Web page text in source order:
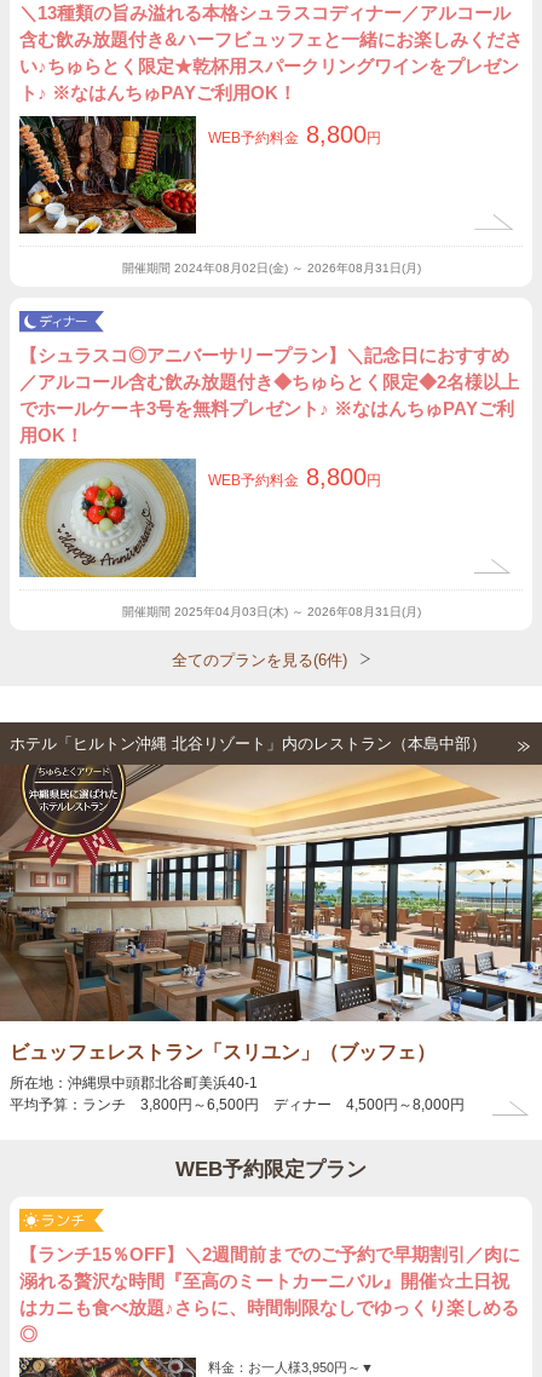
＼13種類の旨み溢れる本格シュラスコディナー／アルコール
含む飲み放題付き&ハーフビュッフェと一緒にお楽しみくださ
い♪ちゅらとく限定★乾杯用スパークリングワインをプレゼン
ト♪ ※なはんちゅPAYご利用OK！
WEB予約料金 8,800円
開催期間 2024年08月02日(金) ～ 2026年08月31日(月)
【シュラスコ◎アニバーサリープラン】＼記念日におすすめ
／アルコール含む飲み放題付き◆ちゅらとく限定◆2名様以上
でホールケーキ3号を無料プレゼント♪ ※なはんちゅPAYご利
用OK！
WEB予約料金 8,800円
開催期間 2025年04月03日(木) ～ 2026年08月31日(月)
全てのプランを見る(6件)
ホテル「ヒルトン沖縄 北谷リゾート」内のレストラン（本島中部）
ビュッフェレストラン「スリユン」（ブッフェ）
所在地：沖縄県中頭郡北谷町美浜40-1
平均予算：ランチ 3,800円～6,500円 ディナー 4,500円～8,000円
WEB予約限定プラン
【ランチ15％OFF】＼2週間前までのご予約で早期割引／肉に
溺れる贅沢な時間『至高のミートカーニバル』開催☆土日祝
はカニも食べ放題♪さらに、時間制限なしでゆっくり楽しめる
◎
料金：お一人様3,950円～ ▼